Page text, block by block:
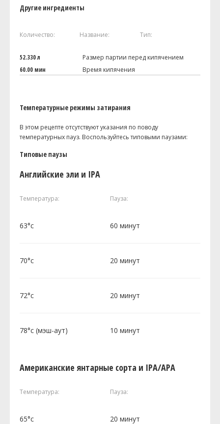
Другие ингредиенты
Количество: Название: Тип:
52.330 л
Размер партии перед кипячением
60.00 мин
Время кипячения
Температурные режимы затирания
В этом рецепте отсутствуют указания по поводу
температурных пауз. Воспользуйтесь типовыми паузами:
Типовые паузы
Английские эли и IPA
Температура: Пауза:
63°c 60 минут
70°c 20 минут
72°c 20 минут
78°c (мэш-аут) 10 минут
Американские янтарные сорта и IPA/APA
Температура: Пауза:
65°c 20 минут